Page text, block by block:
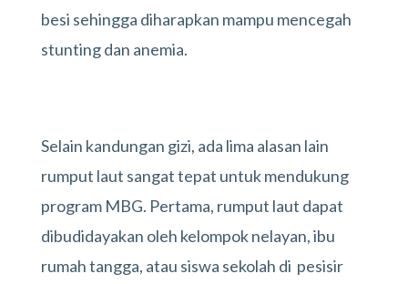
besi sehingga diharapkan mampu mencegah
stunting dan anemia.
Selain kandungan gizi, ada lima alasan lain
rumput laut sangat tepat untuk mendukung
program MBG. Pertama, rumput laut dapat
dibudidayakan oleh kelompok nelayan, ibu
rumah tangga, atau siswa sekolah di pesisir